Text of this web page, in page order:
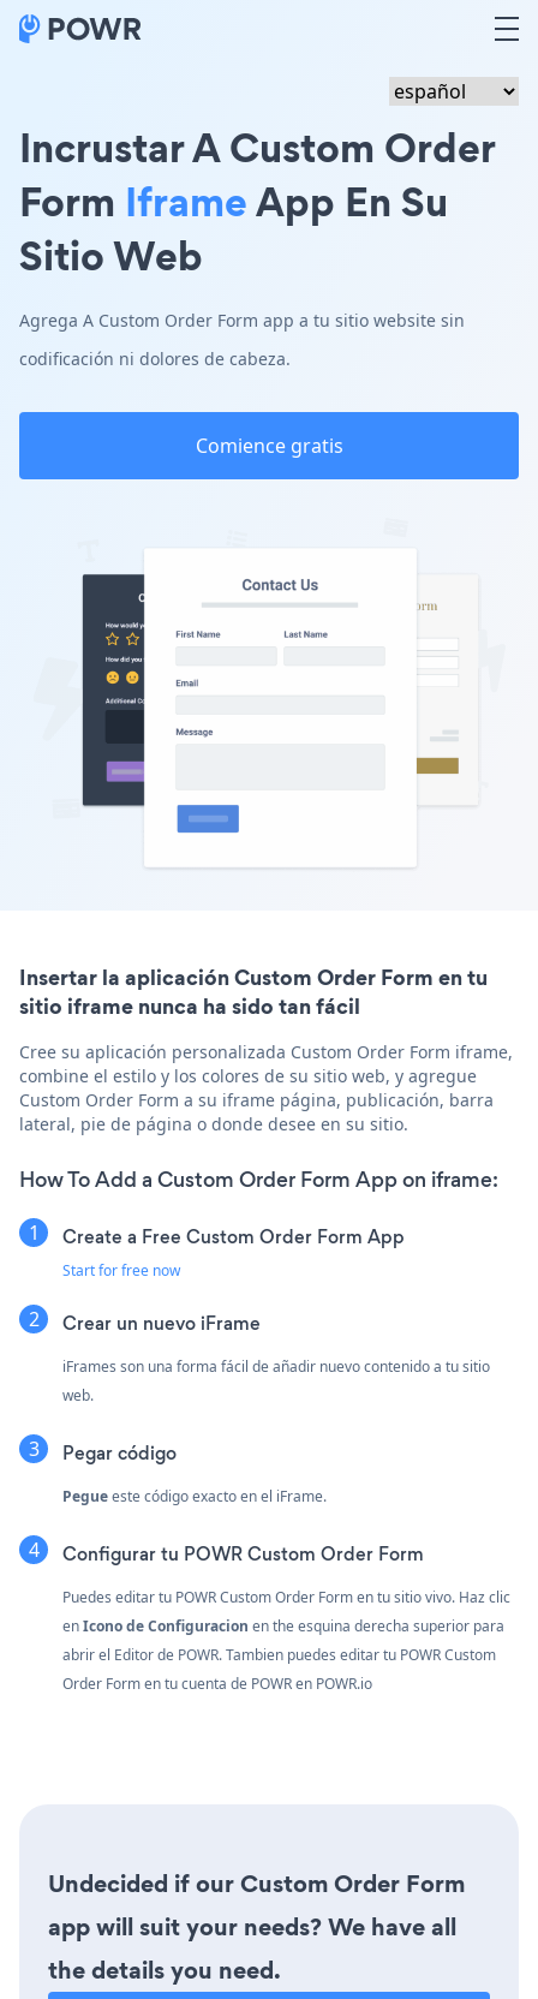
Incrustar A Custom Order
Form IframeApp En Su
Sitio Web
Agrega A Custom Order Form app a tu sitio website sin
codificación ni dolores de cabeza.
Comience gratis
Insertar la aplicación Custom Order Form en tu
sitio iframe nunca ha sido tan fácil
Cree su aplicación personalizada Custom Order Form iframe,
combine el estilo y los colores de su sitio web, y agregue
Custom Order Form a su iframe página, publicación, barra
lateral, pie de página o donde desee en su sitio.
How To Add a Custom Order Form App on iframe:
Create a Free Custom Order Form App
Start for free now
Crear un nuevo iFrame
iFrames son una forma fácil de añadir nuevo contenido a tu sitio
web.
Pegar código
Pegueeste código exacto en el iFrame.
Configurar tu POWR Custom Order Form
Puedes editar tu POWR Custom Order Form en tu sitio vivo. Haz clic
enIcono de Configuracion en the esquina derecha superior para
abrir el Editor de POWR. Tambien puedes editar tu POWR Custom
Order Form en tu cuenta de POWR en POWR.io
Undecided if our Custom Order Form
app will suit your needs? We have all
the details you need.